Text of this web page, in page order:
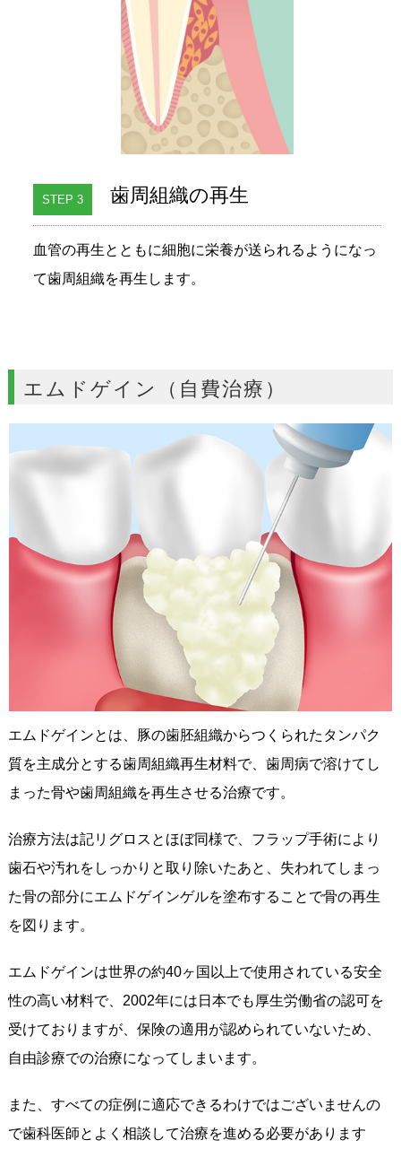
STEP 3 歯周組織の再生
血管の再生とともに細胞に栄養が送られるようになっ
て歯周組織を再生します。
エムドゲイン（自費治療）
エムドゲインとは、豚の歯胚組織からつくられたタンパク
質を主成分とする歯周組織再生材料で、歯周病で溶けてし
まった骨や歯周組織を再生させる治療です。
治療方法は記リグロスとほぼ同様で、フラップ手術により
歯石や汚れをしっかりと取り除いたあと、失われてしまっ
た骨の部分にエムドゲインゲルを塗布することで骨の再生
を図ります。
エムドゲインは世界の約40ヶ国以上で使用されている安全
性の高い材料で、2002年には日本でも厚生労働省の認可を
受けておりますが、保険の適用が認められていないため、
自由診療での治療になってしまいます。
また、すべての症例に適応できるわけではございませんの
で歯科医師とよく相談して治療を進める必要があります